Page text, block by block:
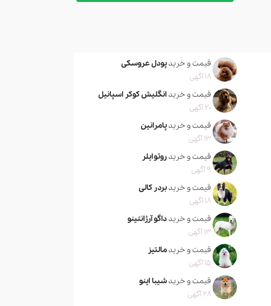
قیمت و خریدپودل عروسکی
18 آگهی
قیمت و خرید انگلیش کوکر اسپانیل
20 آگهی
قیمت و خریدپامرانین
13 آگهی
قیمت و خریدروتوایلر
9 آگهی
قیمت و خریدبردر کالی
18 آگهی
قیمت و خریدداگو آرژانتینو
13 آگهی
قیمت و خریدمالتیز
15 آگهی
قیمت و خریدشیبا اینو
28 آگهی